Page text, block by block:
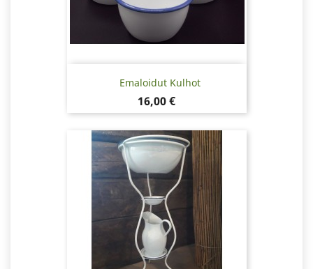
Emaloidut Kulhot
Hinta
16,00 €